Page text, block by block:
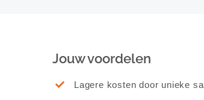
Jouw voordelen
Lagere kosten door unieke